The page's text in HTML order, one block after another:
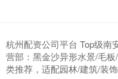
杭州配资公司平台 Top级南
营部：黑金沙异形水景/毛
类推荐，适配园林/建筑/装